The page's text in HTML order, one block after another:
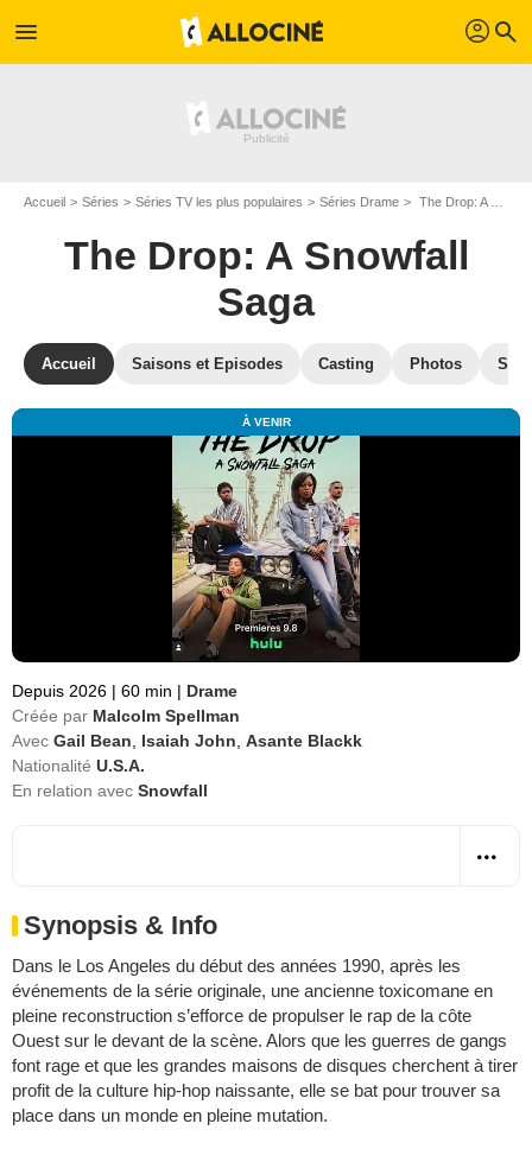
menu profil search
Accueil Séries Séries TV les plus populaires Séries Drame The Drop: A Snowfall Saga
The Drop: A Snowfall
Saga
Accueil Saisons et Episodes Casting Photos
À VENIR
Depuis 2026 | 60 min | Drame
Créée par Malcolm Spellman
Avec Gail Bean Isaiah John Asante Blackk
Nationalité U.S.A.
En relation avec Snowfall
Synopsis & Info
Dans le Los Angeles du début des années 1990, après les
événements de la série originale, une ancienne toxicomane en
pleine reconstruction s’efforce de propulser le rap de la côte
Ouest sur le devant de la scène. Alors que les guerres de gangs
font rage et que les grandes maisons de disques cherchent à tirer
profit de la culture hip-hop naissante, elle se bat pour trouver sa
place dans un monde en pleine mutation.